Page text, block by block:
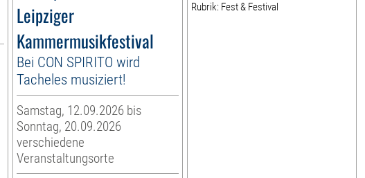
Leipziger
Kammermusikfestival
Bei CON SPIRITO wird
Tacheles musiziert!
Samstag, 12.09.2026 bis
Sonntag, 20.09.2026
verschiedene
Veranstaltungsorte
Rubrik: Fest & Festival